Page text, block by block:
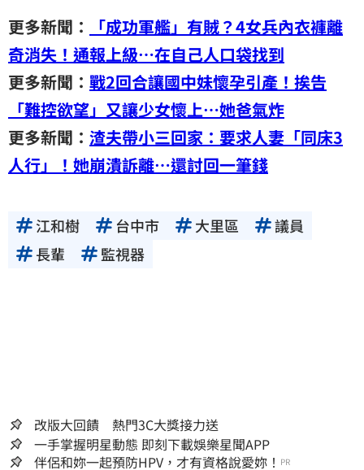
更多新聞：
「成功軍艦」有賊？4女兵內衣褲離
奇消失！通報上級…在自己人口袋找到
更多新聞： 戰2回合讓國中妹懷孕引產！挨告
「難控欲望」又讓少女懷上…她爸氣炸
更多新聞： 渣夫帶小三回家：要求人妻「同床3
人行」！她崩潰訴離…還討回一筆錢
江和樹 台中市 大里區
議員
長輩
監視器
改版大回饋 熱門3C大獎接力送
一手掌握明星動態 即刻下載娛樂星聞APP
伴侶和妳一起預防HPV，才有資格說愛妳！ PR